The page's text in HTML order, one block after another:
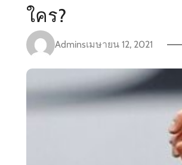
ใคร?
Adminsเมษายน 12, 2021